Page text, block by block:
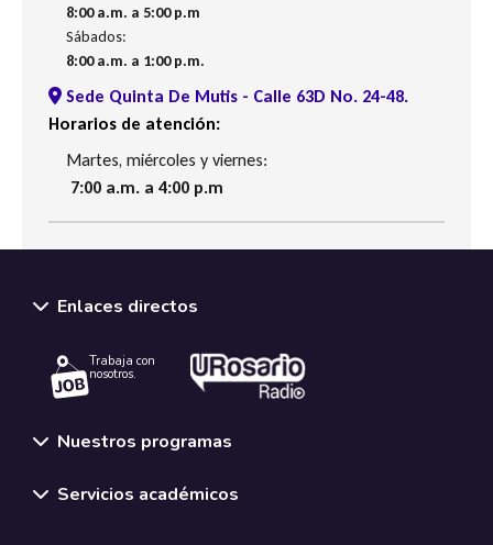
8:00 a.m. a 5:00 p.m
Sábados:
8:00 a.m. a 1:00 p.m.
Sede Quinta De Mutis - Calle 63D No. 24-48.
Horarios de atención:
Martes, miércoles y viernes:
7:00 a.m. a 4:00 p.m
Enlaces directos
Trabaja con
nosotros.
Nuestros programas
Servicios académicos